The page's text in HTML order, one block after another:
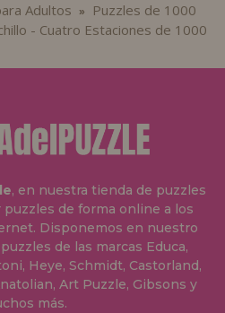
Adultos »
Puzzles de 1000
- Cuatro Estaciones de 1000
, en nuestra tienda de puzzles
de forma online a los
Disponemos en nuestro
de las marcas Educa,
Heye, Schmidt, Castorland,
Art Puzzle, Gibsons y
más.